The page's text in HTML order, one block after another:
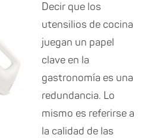
Decir que los
utensilios de cocina
juegan un papel
clave en la
gastronomía es una
redundancia. Lo
mismo es referirse a
la calidad de las